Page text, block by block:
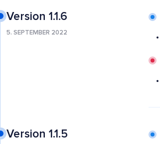
Version 1.1.6
5. SEPTEMBER 2022
Version 1.1.5